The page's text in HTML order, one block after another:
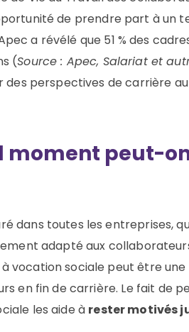
de prendre part à un
a révélé que 51 % des
(Source : Apec, Salariat et
des perspectives de carrière
moment peut-
dans toutes les entreprises,
adapté aux
vocation sociale peut être
en fin de carrière. Le fait de
les aide à rester motivés